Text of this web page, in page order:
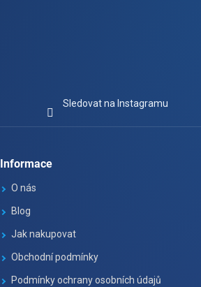
Sledovat na Instagramu
Informace
O nás
Blog
Jak nakupovat
Obchodní podmínky
Podmínky ochrany osobních údajů